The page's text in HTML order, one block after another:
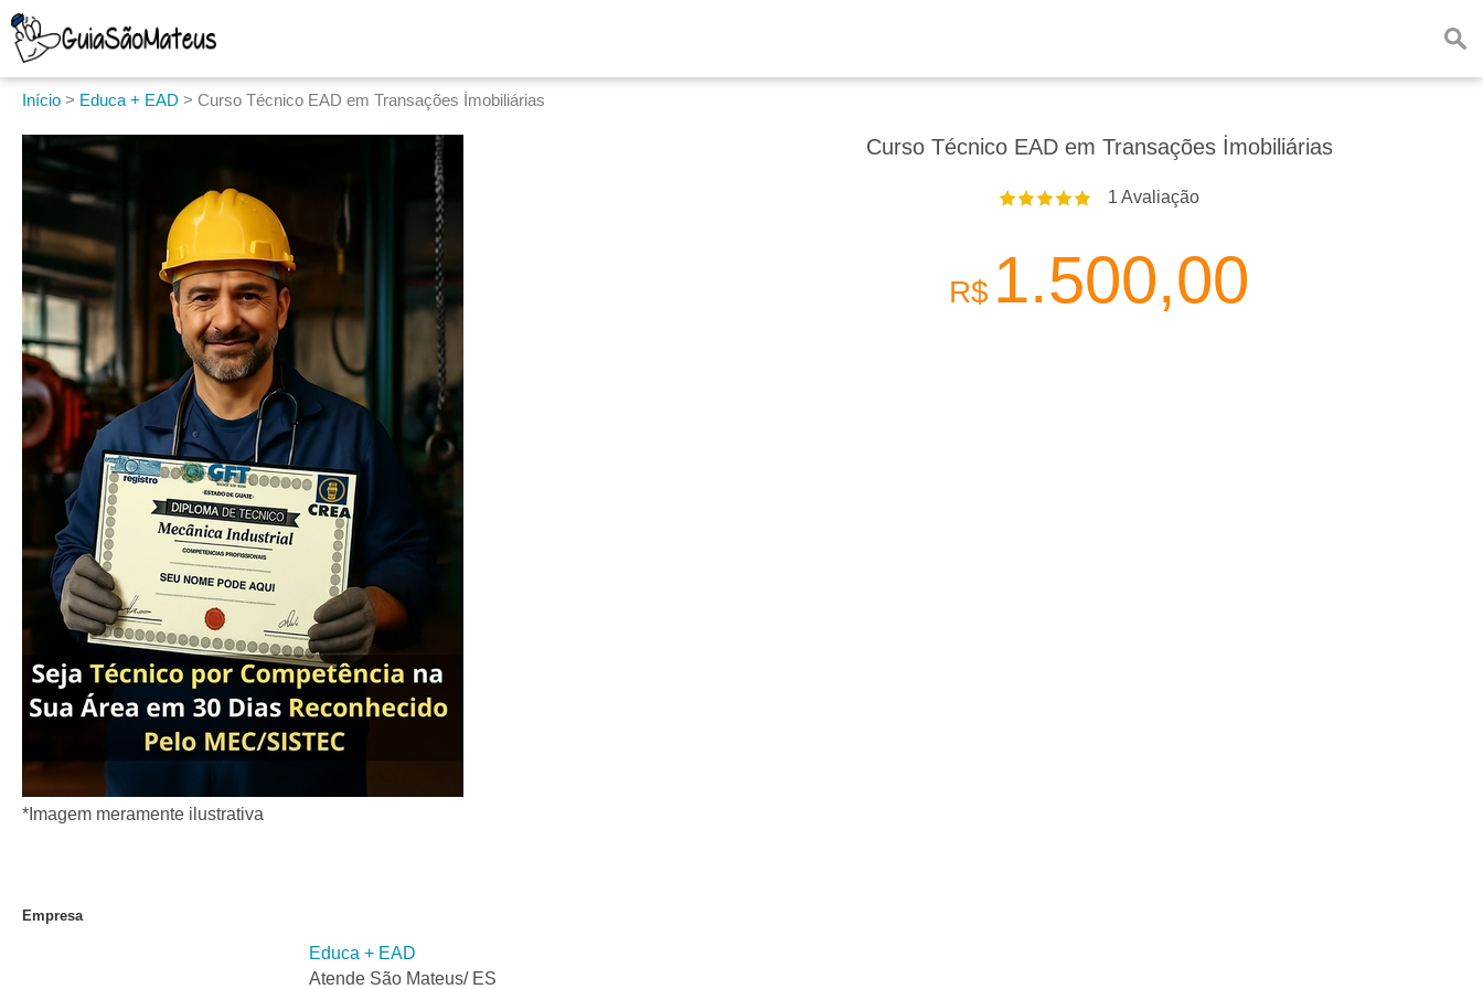
Início > Educa + EAD > Curso Técnico EAD em Transações İmobiliárias
*Imagem meramente ilustrativa
Curso Técnico EAD em Transações İmobiliárias
1 Avaliação
R$ 1.500,00
Empresa
Educa + EAD
Atende São Mateus/ ES